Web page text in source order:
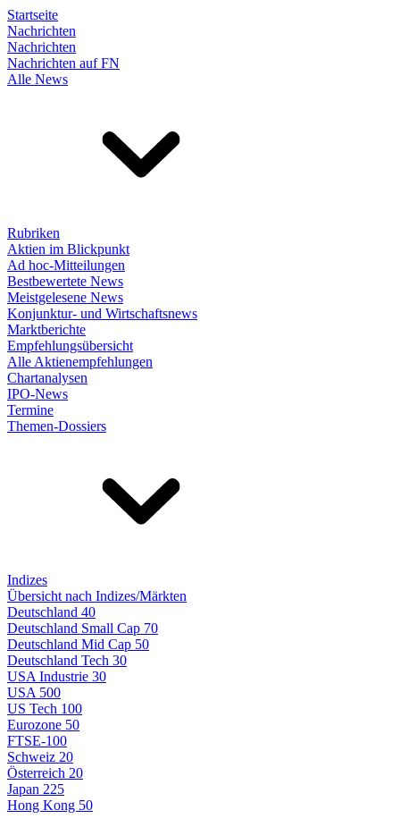
Startseite
Nachrichten
Nachrichten
Nachrichten auf FN
Alle News
Rubriken
Aktien im Blickpunkt
Ad hoc-Mitteilungen
Bestbewertete News
Meistgelesene News
Konjunktur- und Wirtschaftsnews
Marktberichte
Empfehlungsübersicht
Alle Aktienempfehlungen
Chartanalysen
IPO-News
Termine
Themen-Dossiers
Indizes
Übersicht nach Indizes/Märkten
Deutschland 40
Deutschland Small Cap 70
Deutschland Mid Cap 50
Deutschland Tech 30
USA Industrie 30
USA 500
US Tech 100
Eurozone 50
FTSE-100
Schweiz 20
Österreich 20
Japan 225
Hong Kong 50